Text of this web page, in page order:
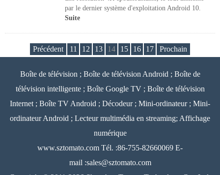
par le dernier système d'exploitation Android 10.
Suite
Précédent 11 12 13 14 15 16 17 Prochain
Boîte de télévision ; Boîte de télévision Android ; Boîte de
télévision intelligente ; Boîte Google TV ; Boîte de télévision
Internet ; Boîte TV Android ; Décodeur ; Mini-ordinateur ; Mini-
ordinateur Android ; Lecteur multimédia en streaming; Affichage
numérique
www.sztomato.com Tél. :86-755-82660069 E-
mail :sales@sztomato.com